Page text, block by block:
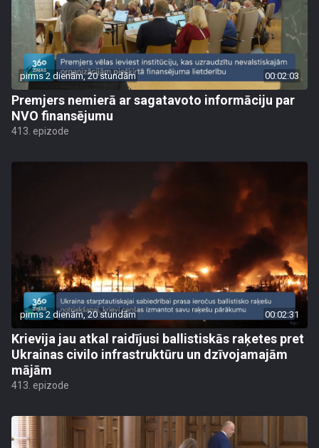
pirms 2 dienām, 20 stundām 00:02:03
Premjers nemierā ar sagatavoto informāciju par
NVO finansējumu
413. epizode
pirms 2 dienām, 20 stundām 00:02:31
Krievija jau atkal raidījusi ballistiskās raķetes pret
Ukrainas civilo infrastruktūru un dzīvojamajām
mājām
413. epizode